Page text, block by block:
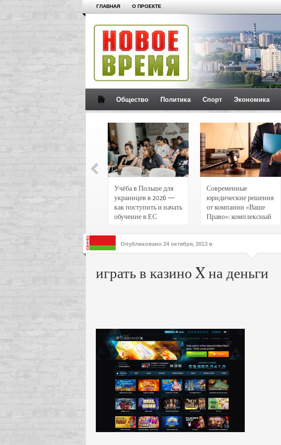
ГЛАВНАЯ О ПРОЕКТЕ
Общество Политика Спорт Экономика
Учёба в Польше для
украинцев в 2026 —
как поступить и начать
обучение в ЕС
Современные
юридические решения
от компании «Ваше
Право»: комплексный
интересов клиентов
Опубликовано 24 октября, 2013 в
играть в казино X на деньги